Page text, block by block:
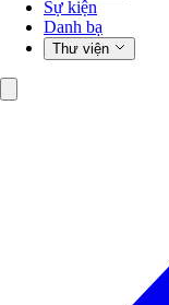
Sự kiện
Danh bạ
Thư viện